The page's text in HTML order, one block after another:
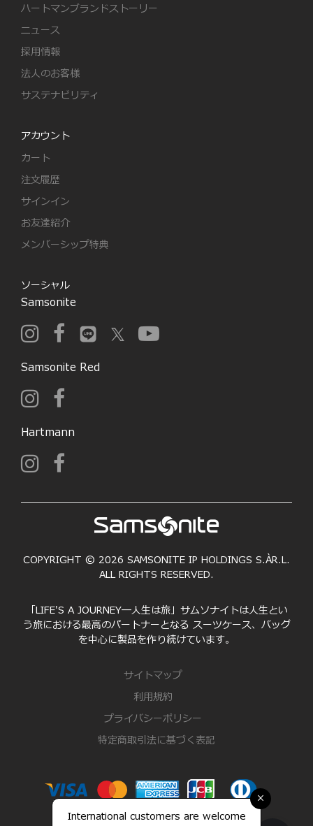
×
International customers are welcome
ハートマンブランドストーリー
ニュース
採用情報
法人のお客様
サステナビリティ
アカウント
カート
注文履歴
サインイン
お友達紹介
メンバーシップ特典
ソーシャル
Samsonite
Samsonite Red
Hartmann
COPYRIGHT © 2026 SAMSONITE IP HOLDINGS S.ÀR.L.
ALL RIGHTS RESERVED.
「LIFE'S A JOURNEY―人生は旅」サムソナイトは人生とい
う旅における最高のパートナーとなる スーツケース、バッグ
を中心に製品を作り続けています。
サイトマップ
利用規約
プライバシーポリシー
特定商取引法に基づく表記